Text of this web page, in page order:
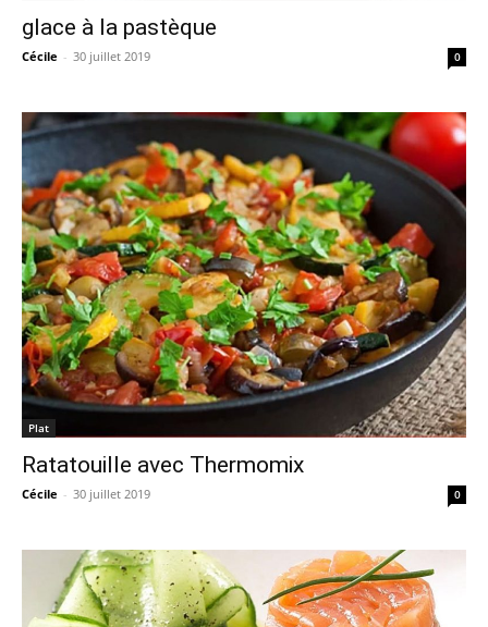
glace à la pastèque
Cécile - 30 juillet 2019 0
Plat
Ratatouille avec Thermomix
Cécile - 30 juillet 2019 0